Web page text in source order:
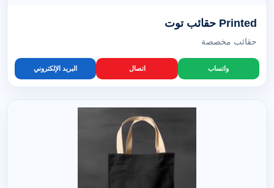
Printed حقائب توت
حقائب مخصصة
واتساب اتصال البريد الإلكتروني